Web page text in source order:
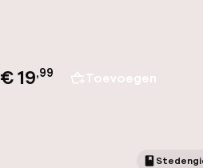
€ 19,99 Toevoegen